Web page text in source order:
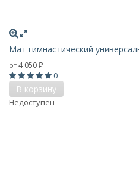
Мат гимнастический
от 4 050 ₽
0
В корзину
Недоступен